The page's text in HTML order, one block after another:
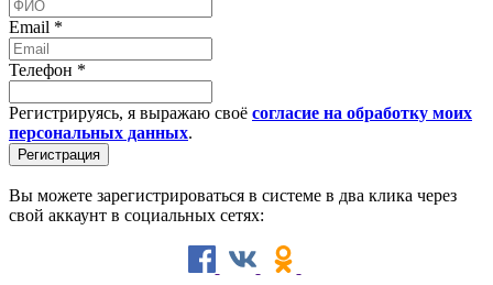
Email *
Телефон *
Регистрируясь, я выражаю своё согласие на обработку моих
персональных данных.
Вы можете зарегистрироваться в системе в два клика через
свой аккаунт в социальных сетях: